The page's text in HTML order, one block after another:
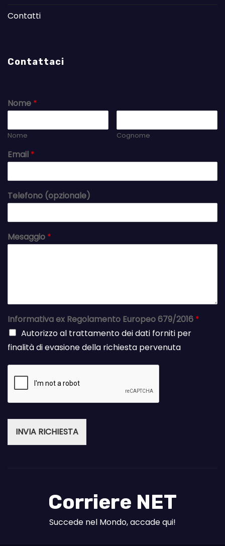
Contatti
Contattaci
Nome *
Nome Cognome
Email *
Telefono (opzionale)
Mesaggio *
Informativa ex Regolamento Europeo 679/2016 *
Autorizzo al trattamento dei dati forniti per
finalità di evasione della richiesta pervenuta
INVIA RICHIESTA
Corriere NET
Succede nel Mondo, accade qui!